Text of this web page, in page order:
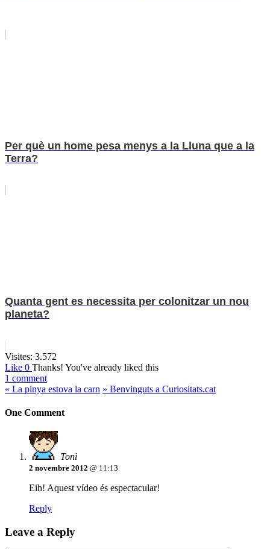
Per què un home pesa menys a la Lluna que a la
Terra?
Quanta gent es necessita per colonitzar un nou
planeta?
Visites: 3.572
Like 0 Thanks! You've already liked this
1 comment
« La pinya estova la carn » Benvinguts a Curiositats.cat
One Comment
Toni
2 novembre 2012 @ 11:13
Eih! Aquest vídeo és espectacular!
Reply
Leave a Reply